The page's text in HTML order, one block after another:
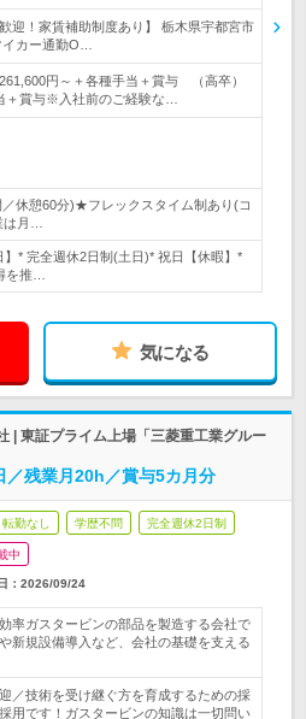
迎！家賃補助制度あり】 栃木県宇都宮市
カー通勤O…
円～＋各種手当＋賞与 （高卒）
＋賞与※入社前のご経験な…
休憩60分)★フレックスタイム制あり(コ
月…
* 完全週休2日制(土日)* 祝日【休暇】*
を推…
気になる
| 東証プライム上場「三菱重工業グルー
／残業月20h／賞与5カ月分
転勤なし 学歴不問 完全週休2日制
中
： 2026/09/24
率ガスタービンの部品を製造する会社で
新規設備導入など、会社の基礎を支える
／技術を受け継ぐ方を育成するための採
用です！ガスタービンの知識は一切問い